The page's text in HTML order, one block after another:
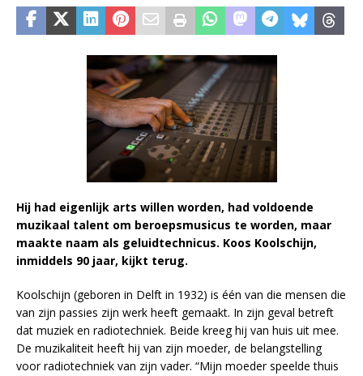
Hij had eigenlijk arts willen worden, had voldoende
muzikaal talent om beroepsmusicus te worden, maar
maakte naam als geluidtechnicus. Koos Koolschijn,
inmiddels 90 jaar, kijkt terug.
Koolschijn (geboren in Delft in 1932) is één van die mensen die
van zijn passies zijn werk heeft gemaakt. In zijn geval betreft
dat muziek en radiotechniek. Beide kreeg hij van huis uit mee.
De muzikaliteit heeft hij van zijn moeder, de belangstelling
voor radiotechniek van zijn vader. “Mijn moeder speelde thuis